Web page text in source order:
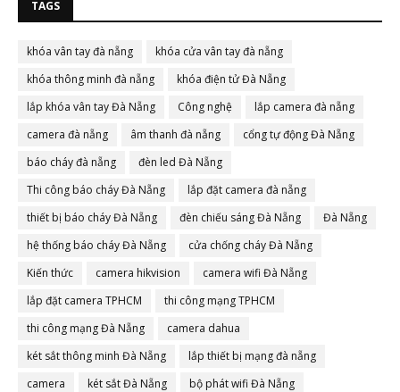
TAGS
khóa vân tay đà nẵng
khóa cửa vân tay đà nẵng
khóa thông minh đà nẵng
khóa điện tử Đà Nẵng
lắp khóa vân tay Đà Nẵng
Công nghệ
lắp camera đà nẵng
camera đà nẵng
âm thanh đà nẵng
cổng tự động Đà Nẵng
báo cháy đà nẵng
đèn led Đà Nẵng
Thi công báo cháy Đà Nẵng
lắp đặt camera đà nẵng
thiết bị báo cháy Đà Nẵng
đèn chiếu sáng Đà Nẵng
Đà Nẵng
hệ thống báo cháy Đà Nẵng
cửa chống cháy Đà Nẵng
Kiến thức
camera hikvision
camera wifi Đà Nẵng
lắp đặt camera TPHCM
thi công mạng TPHCM
thi công mạng Đà Nẵng
camera dahua
két sắt thông minh Đà Nẵng
lắp thiết bị mạng đà nẵng
camera
két sắt Đà Nẵng
bộ phát wifi Đà Nẵng